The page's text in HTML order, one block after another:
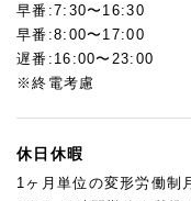
早番:7:30〜16:30
早番:8:00〜17:00
遅番:16:00〜23:00
※終電考慮
休日休暇
1ヶ月単位の変形労働制